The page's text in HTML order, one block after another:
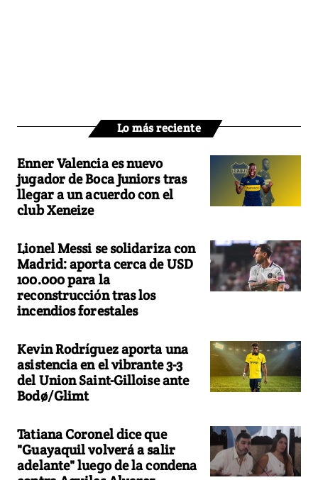
Lo más reciente
Enner Valencia es nuevo
jugador de Boca Juniors tras
llegar a un acuerdo con el
club Xeneize
Lionel Messi se solidariza con
Madrid: aporta cerca de USD
100.000 para la
reconstrucción tras los
incendios forestales
Kevin Rodríguez aporta una
asistencia en el vibrante 3-3
del Union Saint-Gilloise ante
Bodø/Glimt
Tatiana Coronel dice que
"Guayaquil volverá a salir
adelante" luego de la condena